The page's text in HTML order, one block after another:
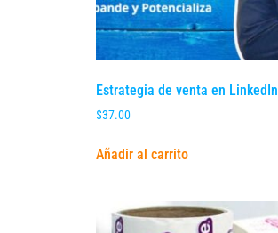
Estrategia de venta en LinkedIn
$37.00
Añadir al carrito